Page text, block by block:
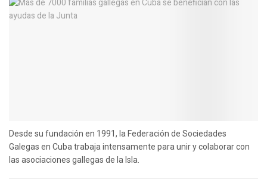
Desde su fundación en 1991, la Federación de Sociedades
Galegas en Cuba trabaja intensamente para unir y colaborar con
las asociaciones gallegas de la Isla.